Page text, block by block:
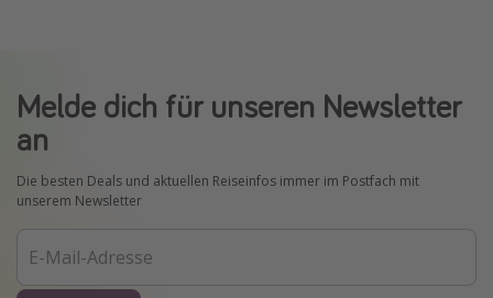
Melde dich für unseren Newsletter
an
Die besten Deals und aktuellen Reiseinfos immer im Postfach mit
unserem Newsletter